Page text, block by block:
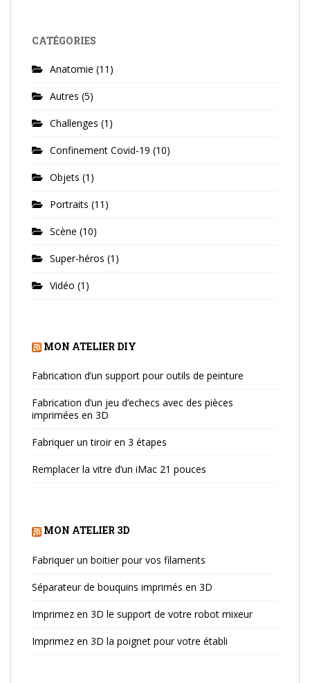
CATÉGORIES
Anatomie (11)
Autres (5)
Challenges (1)
Confinement Covid-19 (10)
Objets (1)
Portraits (11)
Scène (10)
Super-héros (1)
Vidéo (1)
MON ATELIER DIY
Fabrication d’un support pour outils de peinture
Fabrication d’un jeu d’echecs avec des pièces
imprimées en 3D
Fabriquer un tiroir en 3 étapes
Remplacer la vitre d’un iMac 21 pouces
MON ATELIER 3D
Fabriquer un boitier pour vos filaments
Séparateur de bouquins imprimés en 3D
Imprimez en 3D le support de votre robot mixeur
Imprimez en 3D la poignet pour votre établi